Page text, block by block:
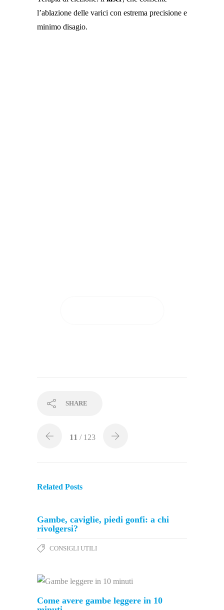
l’ablazione delle varici con estrema precisione e
minimo disagio.
SHARE
11 / 123
Related Posts
Gambe, caviglie, piedi gonfi: a chi
rivolgersi?
CONSIGLI UTILI
Come avere gambe leggere in 10